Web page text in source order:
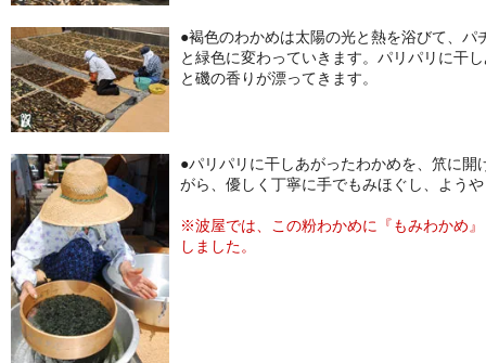
●褐色のわかめは太陽の光と熱を浴びて、
と緑色に変わっていきます。パリパリに干
と磯の香りが漂ってきます。
●パリパリに干しあがったわかめを、笊に
がら、優しく丁寧に手でもみほぐし、よう
※波屋では、この粉わかめに『もみわかめ
しました。